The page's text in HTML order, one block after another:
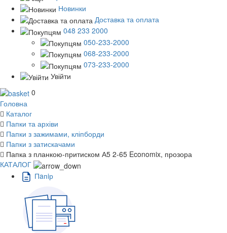
Новинки
Доставка та оплата
048 233 2000
050-233-2000
068-233-2000
073-233-2000
Увійти
0
Головна
Каталог
Папки та архіви
Папки з зажимами, кліпборди
Папки з затискачами
Папка з планкою-притиском А5 2-65 Economix, прозора
КАТАЛОГ
Пaпiр